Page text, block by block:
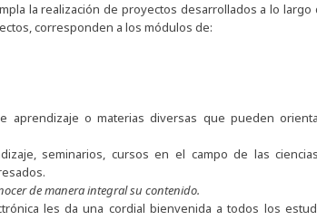
la realización de proyectos desarrollados a lo largo
corresponden a los módulos de:
aprendizaje o materias diversas que pueden
seminarios, cursos en el campo de las
de manera integral su contenido.
les da una cordial bienvenida a todos los